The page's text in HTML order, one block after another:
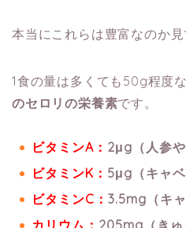
本当にこれらは豊富なのか見
1食の量は多くても50g程度な
のセロリの栄養素です。
ビタミンA： 2μg（人参や
ビタミンK： 5μg（キャベ
ビタミンC： 3.5mg（キ